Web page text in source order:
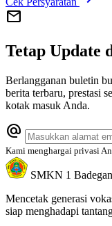
mail
Tetap Update
Berlangganan buletin
berita terbaru, prestasi
kotak masuk Anda.
alternate_email
Kami menghargai privasi
SMKN 1 Badegan
Mencetak generasi
siap menghadapi